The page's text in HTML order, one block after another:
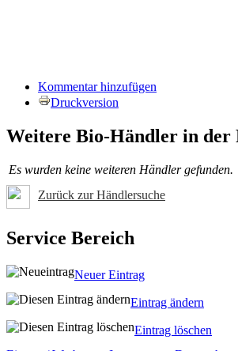
Kommentar hinzufügen
Druckversion
Weitere Bio-Händler in der
Es wurden keine weiteren Händler gefunden.
Zurück zur Händlersuche
Service Bereich
Neuer Eintrag
Eintrag ändern
Eintrag löschen